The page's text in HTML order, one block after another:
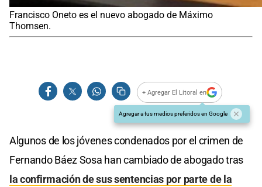
Francisco Oneto es el nuevo abogado de Máximo
Thomsen.
+ Agregar El Litoral en
Agregar a tus medios preferidos en Google
Algunos de los jóvenes condenados por el crimen de
Fernando Báez Sosa han cambiado de abogado tras
la confirmación de sus sentencias por parte de la